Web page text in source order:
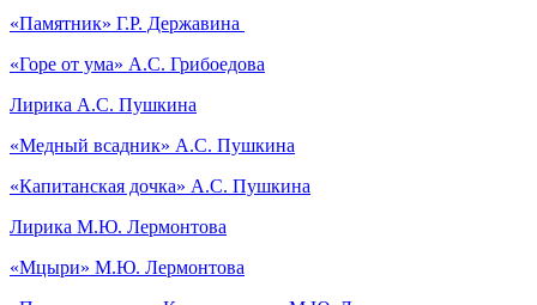
«Памятник» Г.Р. Державина
«Горе от ума» А.С. Грибоедова
Лирика А.С. Пушкина
«Медный всадник» А.С. Пушкина
«Капитанская дочка» А.С. Пушкина
Лирика М.Ю. Лермонтова
«Мцыри» М.Ю. Лермонтова